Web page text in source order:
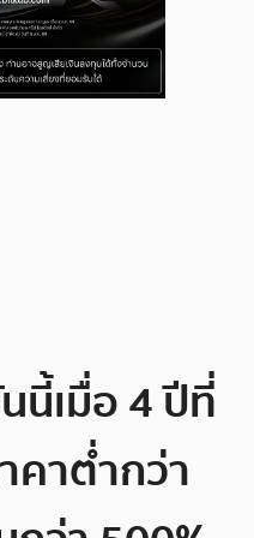
นี้เมื่อ 4 ปีที่
คาต่ำกว่า